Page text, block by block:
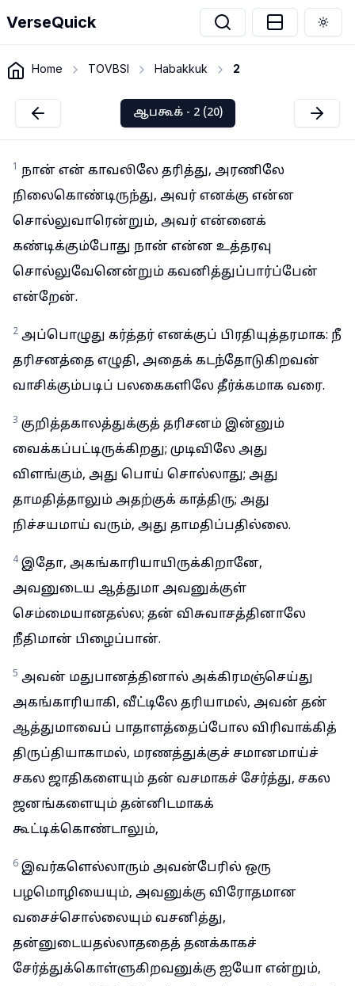
VerseQuick
Home TOVBSI Habakkuk 2
ஆபகூக் - 2 (20)
1 நான் என் காவலிலே தரித்து, அரணிலே
நிலைகொண்டிருந்து, அவர் எனக்கு என்ன
சொல்லுவாரென்றும், அவர் என்னைக்
கண்டிக்கும்போது நான் என்ன உத்தரவு
சொல்லுவேனென்றும் கவனித்துப்பார்ப்பேன்
என்றேன்.
2 அப்பொழுது கர்த்தர் எனக்குப் பிரதியுத்தரமாக: நீ
தரிசனத்தை எழுதி, அதைக் கடந்தோடுகிறவன்
வாசிக்கும்படிப் பலகைகளிலே தீர்க்கமாக வரை.
3 குறித்தகாலத்துக்குத் தரிசனம் இன்னும்
வைக்கப்பட்டிருக்கிறது; முடிவிலே அது
விளங்கும், அது பொய் சொல்லாது; அது
தாமதித்தாலும் அதற்குக் காத்திரு; அது
நிச்சயமாய் வரும், அது தாமதிப்பதில்லை.
4 இதோ, அகங்காரியாயிருக்கிறானே,
அவனுடைய ஆத்துமா அவனுக்குள்
செம்மையானதல்ல; தன் விசுவாசத்தினாலே
நீதிமான் பிழைப்பான்.
5 அவன் மதுபானத்தினால் அக்கிரமஞ்செய்து
அகங்காரியாகி, வீட்டிலே தரியாமல், அவன் தன்
ஆத்துமாவைப் பாதாளத்தைப்போல விரிவாக்கித்
திருப்தியாகாமல், மரணத்துக்குச் சமானமாய்ச்
சகல ஜாதிகளையும் தன் வசமாகச் சேர்த்து, சகல
ஜனங்களையும் தன்னிடமாகக்
கூட்டிக்கொண்டாலும்,
6 இவர்களெல்லாரும் அவன்பேரில் ஒரு
பழமொழியையும், அவனுக்கு விரோதமான
வசைச்சொல்லையும் வசனித்து,
தன்னுடையதல்லாததைத் தனக்காகச்
சேர்த்துக்கொள்ளுகிறவனுக்கு ஐயோ என்றும்,